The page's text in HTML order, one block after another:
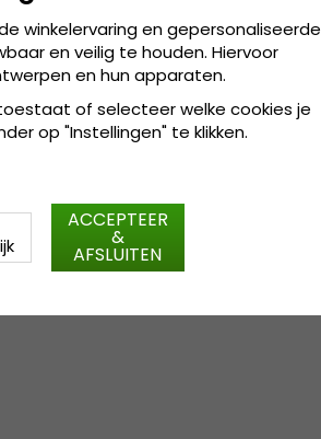
winkelervaring en gepersonaliseerde
en veilig te houden. Hiervoor
en hun apparaten.
of selecteer welke cookies je
op "Instellingen" te klikken.
ACCEPTEER
&
AFSLUITEN